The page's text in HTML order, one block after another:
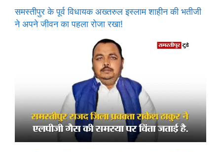
समस्तीपुर के पूर्व विधायक अख्तरुल इस्लाम शाहीन की भतीजी
ने अपने जीवन का पहला रोजा रखा!